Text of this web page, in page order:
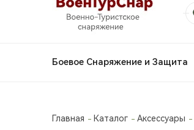
Боевое Снаряжение и Защита
Главная Каталог Аксессуары